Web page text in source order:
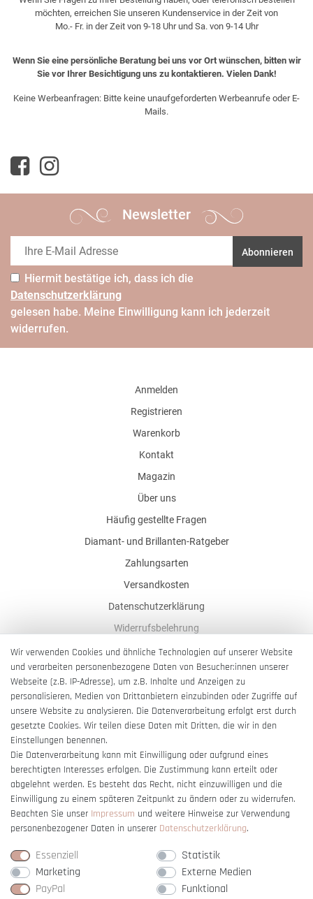
möchten, erreichen Sie unseren Kundenservice in der Zeit von
Mo.- Fr. in der Zeit von 9-18 Uhr und Sa. von 9-14 Uhr
Wenn Sie eine persönliche Beratung bei uns vor Ort wünschen, bitten wir
Sie vor Ihrer Besichtigung uns zu kontaktieren. Vielen Dank!
Keine Werbeanfragen: Bitte keine unaufgeforderten Werbeanrufe oder E-
Mails.
Newsletter
Abonnieren
Hiermit bestätige ich, dass ich die
Daten­schutz­erklärung
gelesen habe. Meine Einwilligung kann ich jederzeit
widerrufen.
Anmelden
Registrieren
Warenkorb
Kontakt
Magazin
Über uns
Häufig gestellte Fragen
Diamant- und Brillanten-Ratgeber
Zahlungsarten
Versandkosten
Datenschutzerklärung
Widerrufsbelehrung
AGB
Impressum
Barrierefreiheitserklärung
Vertrag widerrufen
Wir verwenden Cookies und ähnliche Technologien auf unserer Website
und verarbeiten personenbezogene Daten von Besucher:innen unserer
Webseite (z.B. IP-Adresse), um z.B. Inhalte und Anzeigen zu
personalisieren, Medien von Drittanbietern einzubinden oder Zugriffe auf
unsere Website zu analysieren. Die Datenverarbeitung erfolgt erst durch
gesetzte Cookies. Wir teilen diese Daten mit Dritten, die wir in den
Einstellungen benennen.
Die Datenverarbeitung kann mit Einwilligung oder aufgrund eines
berechtigten Interesses erfolgen. Die Zustimmung kann erteilt oder
abgelehnt werden. Es besteht das Recht, nicht einzuwilligen und die
Einwilligung zu einem späteren Zeitpunkt zu ändern oder zu widerrufen.
Beachten Sie unser Impressum und weitere Hinweise zur Verwendung
personenbezogener Daten in unserer Daten­schutz­erklärung.
Essenziell
Statistik
Marketing
Externe Medien
PayPal
Funktional